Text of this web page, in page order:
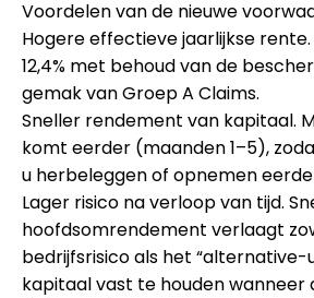
Voordelen van de nieuwe
Hogere effectieve jaarlijkse rente.
12,4% met behoud van de
gemak vanGroep A Claims.
Sneller rendement van kapitaal.
komt eerder (maanden 1–5),
u herbeleggenof opnemen
Lager risico na verloop van tijd.
hoofdsomrendement verlaagt
bedrijfsrisico als het “alternative-
kapitaal vast te houden wanneer